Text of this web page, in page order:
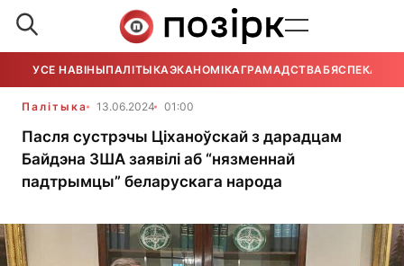
УСЕ НАВІНЫПАЛІТЫКАЭКАНОМІКАГРАМАДСТВАБЯСПЕКА
Палітыка 13.06.2024 01:00
Пасля сустрэчы Ціханоўскай з дарадцам
Байдэна ЗША заявілі аб “нязменнай
падтрымцы” беларускага народа